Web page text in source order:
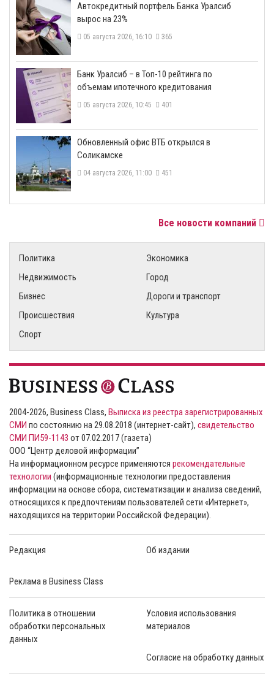
​Автокредитный портфель Банка Уралсиб
вырос на 23%
05 августа 2026, 16:10 365
​Банк Уралсиб – в Топ-10 рейтинга по
объемам ипотечного кредитования
05 августа 2026, 10:45 401
​Обновленный офис ВТБ открылся в
Соликамске
04 августа 2026, 11:00 451
Все новости компаний
Политика
Экономика
Недвижимость
Город
Бизнес
Дороги и транспорт
Происшествия
Культура
Спорт
2004-2026, Business Class, Выписка из реестра зарегистрированных
СМИ по состоянию на 29.08.2018 (интернет-сайт), свидетельство
СМИ ПИ59-1143 от 07.02.2017 (газета)
ООО “Центр деловой информации”
На информационном ресурсе применяются рекомендательные
технологии (информационные технологии предоставления
информации на основе сбора, систематизации и анализа сведений,
относящихся к предпочтениям пользователей сети «Интернет»,
находящихся на территории Российской Федерации).
Редакция Об издании
Реклама в Business Class
Политика в отношении
обработки персональных
данных
Условия использования
материалов
Согласие на обработку данных